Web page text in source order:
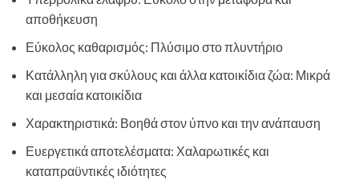
αποθήκευση
Εύκολος καθαρισμός: Πλύσιμο στο πλυντήριο
Κατάλληλη για σκύλους και άλλα κατοικίδια ζώα: Μικρά
και μεσαία κατοικίδια
Χαρακτηριστικά: Βοηθά στον ύπνο και την ανάπαυση
Ευεργετικά αποτελέσματα: Χαλαρωτικές και
καταπραϋντικές ιδιότητες